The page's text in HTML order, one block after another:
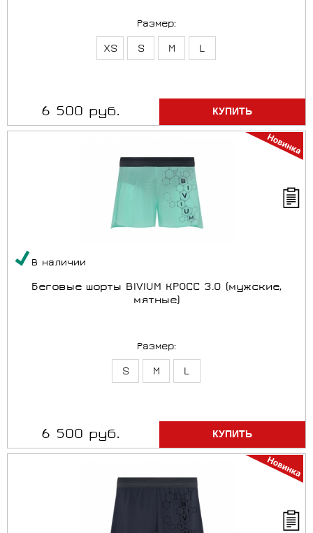
Размер:
XS S M L
6 500 руб.
В наличии
Беговые шорты BIVIUM КРОСС 3.0 (мужские,
мятные)
Размер:
S M L
6 500 руб.